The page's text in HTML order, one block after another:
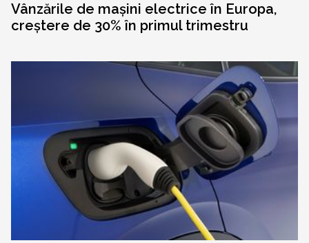
Vânzările de mașini electrice în Europa,
creștere de 30% în primul trimestru